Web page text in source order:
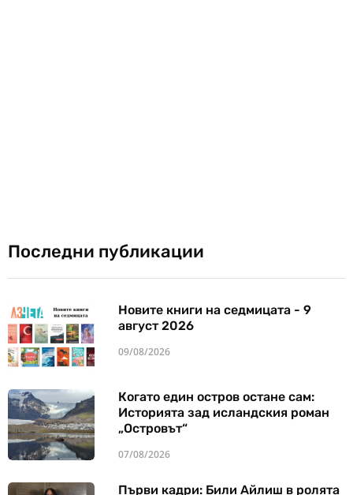
Последни публикации
Новите книги на седмицата - 9
август 2026
09/08/2026
Когато един остров остане сам:
Историята зад исландския роман
„Островът“
07/08/2026
Първи кадри: Били Айлиш в ролята